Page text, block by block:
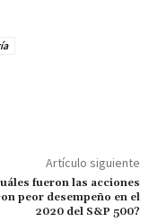
Artículo siguiente
fueron las acciones
peor desempeño en el
2020 del S&P 500?